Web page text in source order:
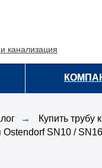
канализация
→
Купить трубу
SN10 /